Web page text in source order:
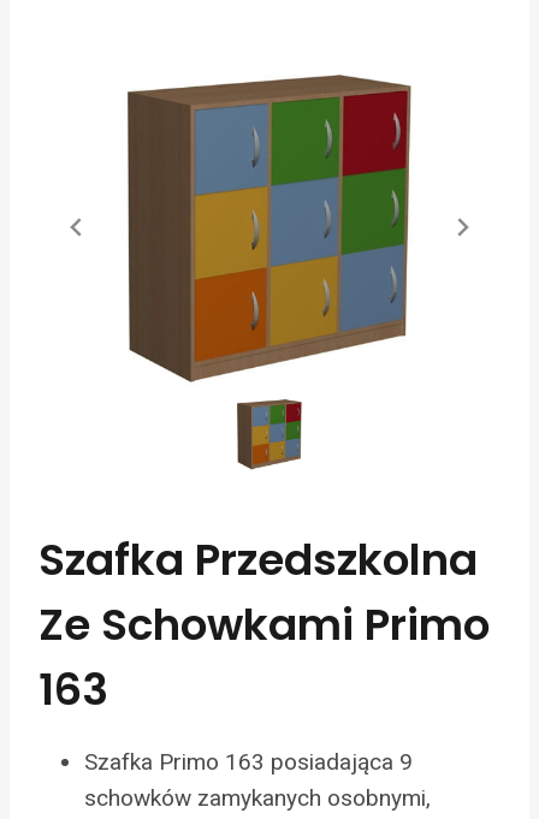
Szafka Przedszkolna
Ze Schowkami Primo
163
Szafka Primo 163 posiadająca 9
schowków zamykanych osobnymi,